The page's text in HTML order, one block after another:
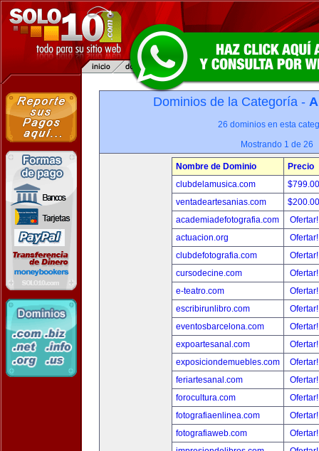
Dominios de la Categoría -
26 dominios en esta
Mostrando 1 de 26
Nombre de Dominio
Precio
clubdelamusica.com
ventadeartesanias.com
academiadefotografia.com
actuacion.org
clubdefotografia.com
cursodecine.com
e-teatro.com
escribirunlibro.com
eventosbarcelona.com
expoartesanal.com
exposiciondemuebles.com
feriartesanal.com
forocultura.com
fotografiaenlinea.com
fotografiaweb.com